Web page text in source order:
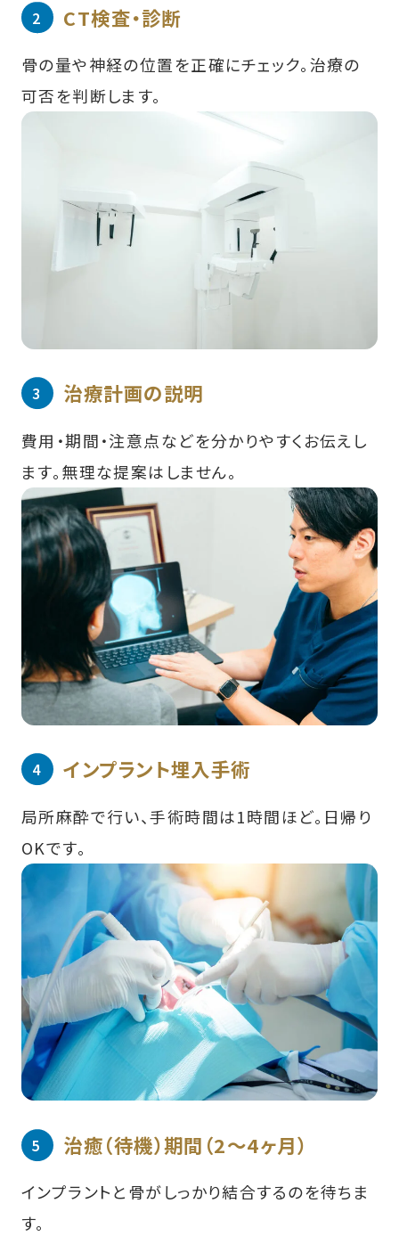
CT検査・診断
骨の量や神経の位置を正確にチェック。治療の
可否を判断します。
治療計画の説明
費用・期間・注意点などを分かりやすくお伝えし
ます。無理な提案はしません。
インプラント埋入手術
局所麻酔で行い、手術時間は1時間ほど。日帰り
OKです。
治癒（待機）期間 （2〜4ヶ月）
インプラントと骨がしっかり結合するのを待ちま
す。